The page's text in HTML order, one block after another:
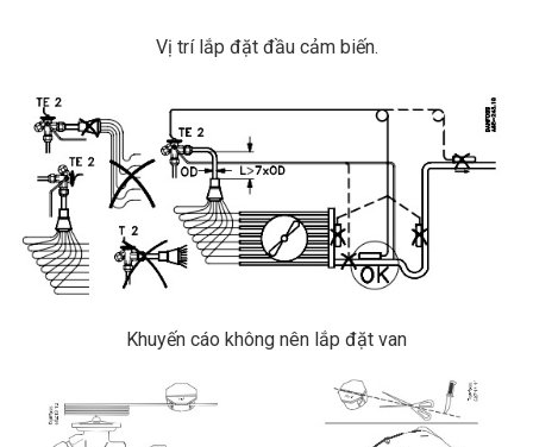
Vị trí lắp đặt đầu cảm biến.
Khuyến cáo không nên lắp đặt van